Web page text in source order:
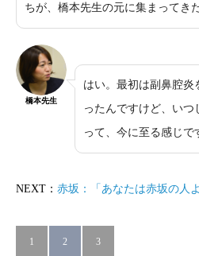
ちが、橋本先生の元に集まってき
橋本先生
はい。最初は副鼻腔
ったんですけど、い
って、今に至る感じで
NEXT： 赤坂：「あなたは赤坂の人よ
1 2 3